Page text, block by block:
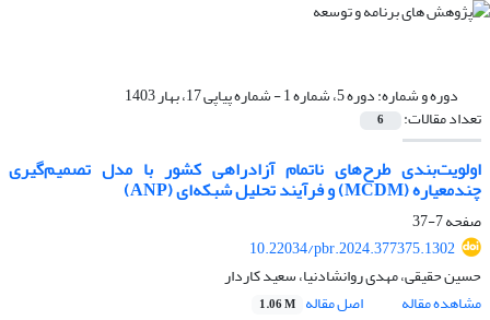
دوره و شماره:دوره 5، شماره 1 - شماره پیاپی 17، بهار 1403
تعداد مقالات: 6
اولویت‌بندی طرح‌های ناتمام آزادراهی کشور با مدل تصمیم‌گیری
چندمعیاره (MCDM) و فرآیند تحلیل شبکه‌ای (ANP)
صفحه7-37
10.22034/pbr.2024.377375.1302
حسین حقیقی، مهدی روانشادنیا، سعید کاردار
مشاهده مقاله
اصل مقاله 1.06 M